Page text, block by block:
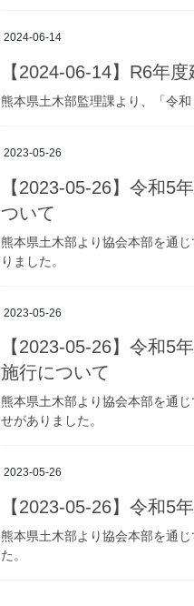
2024-06-14
【2024-06-14】R6年
熊本県土木部監理課より、「令
2023-05-26
【2023-05-26】令和5
ついて
熊本県土木部より協会本部を通
りました。
2023-05-26
【2023-05-26】令和5
施行について
熊本県土木部より協会本部を通
せがありました。
2023-05-26
【2023-05-26】令和5
熊本県土木部より協会本部を通
た。